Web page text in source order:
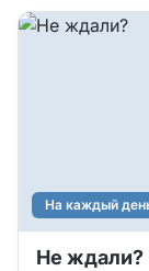
это, согласитесь,
На каждый
Не ждали?